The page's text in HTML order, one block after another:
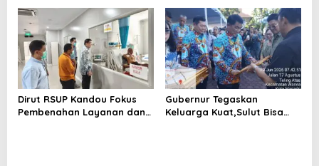
Profesional
Melaju
Dirut RSUP Kandou Fokus
Pembenahan Layanan dan
Gubernur Tegaskan
Keluarga Kuat,Sulut Bisa